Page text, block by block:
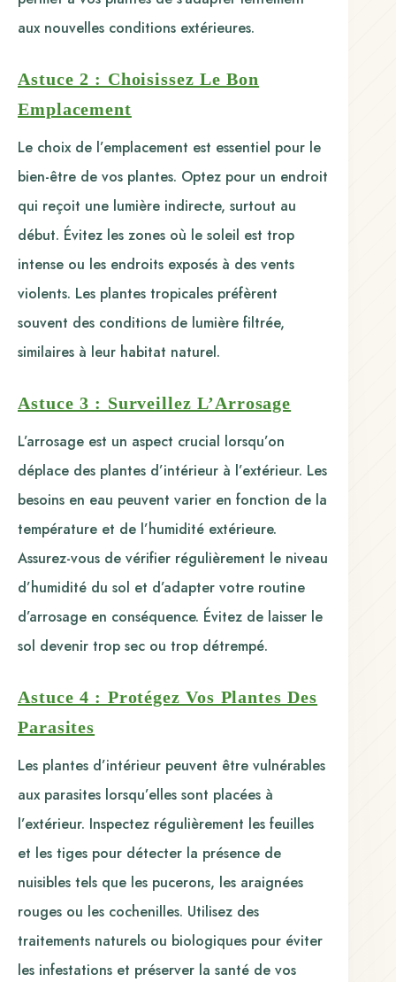
aux nouvelles conditions extérieures.
Astuce 2 : Choisissez Le Bon
Emplacement
Le choix de l’emplacement est essentiel pour le
bien-être de vos plantes. Optez pour un endroit
qui reçoit une lumière indirecte, surtout au
début. Évitez les zones où le soleil est trop
intense ou les endroits exposés à des vents
violents. Les plantes tropicales préfèrent
souvent des conditions de lumière filtrée,
similaires à leur habitat naturel.
Astuce 3 : Surveillez L’Arrosage
L’arrosage est un aspect crucial lorsqu’on
déplace des plantes d’intérieur à l’extérieur. Les
besoins en eau peuvent varier en fonction de la
température et de l’humidité extérieure.
Assurez-vous de vérifier régulièrement le niveau
d’humidité du sol et d’adapter votre routine
d’arrosage en conséquence. Évitez de laisser le
sol devenir trop sec ou trop détrempé.
Astuce 4 : Protégez Vos Plantes Des
Parasites
Les plantes d’intérieur peuvent être vulnérables
aux parasites lorsqu’elles sont placées à
l’extérieur. Inspectez régulièrement les feuilles
et les tiges pour détecter la présence de
nuisibles tels que les pucerons, les araignées
rouges ou les cochenilles. Utilisez des
traitements naturels ou biologiques pour éviter
les infestations et préserver la santé de vos